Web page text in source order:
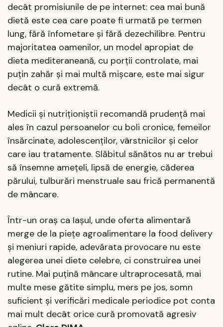
decât promisiunile de pe internet: cea mai bună
dietă este cea care poate fi urmată pe termen
lung, fără înfometare și fără dezechilibre. Pentru
majoritatea oamenilor, un model apropiat de
dieta mediteraneană, cu porții controlate, mai
puțin zahăr și mai multă mișcare, este mai sigur
decât o cură extremă.
Medicii și nutriționiștii recomandă prudență mai
ales în cazul persoanelor cu boli cronice, femeilor
însărcinate, adolescenților, vârstnicilor și celor
care iau tratamente. Slăbitul sănătos nu ar trebui
să însemne amețeli, lipsă de energie, căderea
părului, tulburări menstruale sau frică permanentă
de mâncare.
Într-un oraș ca Iașul, unde oferta alimentară
merge de la piețe agroalimentare la food delivery
și meniuri rapide, adevărata provocare nu este
alegerea unei diete celebre, ci construirea unei
rutine. Mai puțină mâncare ultraprocesată, mai
multe mese gătite simplu, mers pe jos, somn
suficient și verificări medicale periodice pot conta
mai mult decât orice cură promovată agresiv